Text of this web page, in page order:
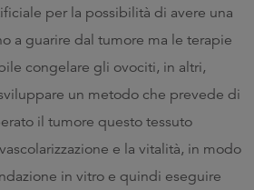
per la possibilità di avere una
a guarire dal tumore ma le terapie
congelare gli ovociti, in altri,
un metodo che prevede di
il tumore questo tessuto
e la vitalità, in modo
in vitro e quindi eseguire